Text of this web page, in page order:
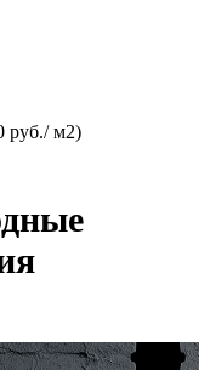
руб./ м2)